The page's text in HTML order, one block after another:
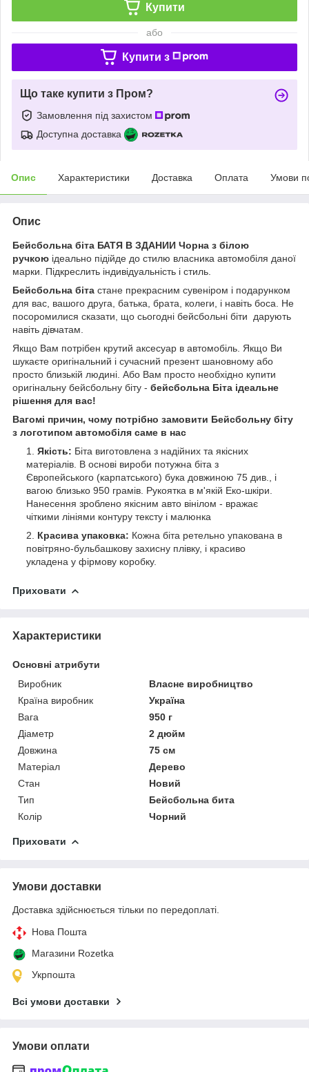
Купити
або
Купити з
Що таке купити з Пром?
Замовлення під захистом
Доступна доставка
Опис Характеристики Доставка Оплата Умови
Опис
Бейсбольна біта БАТЯ В ЗДАНИИ Чорна з білою
ручкою ідеально підійде до стилю власника автомобіля даної
марки. Підкреслить індивідуальність і стиль.
Бейсбольна біта стане прекрасним сувеніром і подарунком
для вас, вашого друга, батька, брата, колеги, і навіть боса. Не
посоромилися сказати, що сьогодні бейсбольні біти дарують
навіть дівчатам.
Якщо Вам потрібен крутий аксесуар в автомобіль. Якщо Ви
шукаєте оригінальний і сучасний презент шановному або
просто близькій людині. Або Вам просто необхідно купити
оригінальну бейсбольну біту - бейсбольна Біта ідеальне
рішення для вас!
Вагомі причин, чому потрібно замовити Бейсбольну біту
з логотипом автомобіля саме в нас
Якість: Біта виготовлена з надійних та якісних
матеріалів. В основі вироби потужна біта з
Європейського (карпатського) бука довжиною 75 див., і
вагою близько 950 грамів. Рукоятка в м'якій Еко-шкіри.
Нанесення зроблено якісним авто вінілом - вражає
чіткими лініями контуру тексту і малюнка
Красива упаковка: Кожна біта ретельно упакована в
повітряно-бульбашкову захисну плівку, і красиво
укладена у фірмову коробку.
Приховати
Характеристики
Основні атрибути
Виробник
Власне виробництво
Країна виробник
Україна
Вага
950 г
Діаметр
2 дюйм
Довжина
75 см
Матеріал
Дерево
Стан
Новий
Тип
Бейсбольна бита
Колір
Чорний
Приховати
Умови доставки
Доставка здійснюється тільки по передоплаті.
Нова Пошта
Магазини Rozetka
Укрпошта
Всі умови доставки
Умови оплати